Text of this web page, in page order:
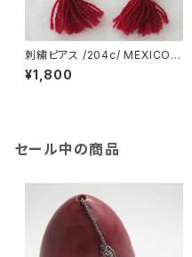
刺繍ピアス /204c/ MEXICO
メキシコ
¥1,800
セール中の商品